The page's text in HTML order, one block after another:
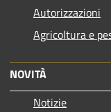
Autorizzazioni
Agricoltura e
NOVITÀ
Notizie